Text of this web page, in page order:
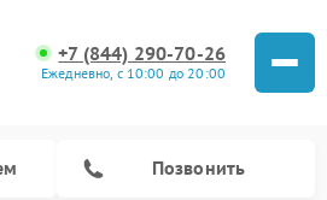
+7 (844) 290-70-26
Ежедневно, с 10:00 до 20:00
Позвонить